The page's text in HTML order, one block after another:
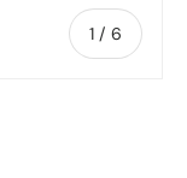
1 / de
6